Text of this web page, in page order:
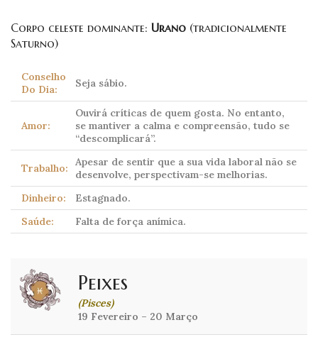
Corpo celeste dominante: Urano (tradicionalmente
Saturno)
Conselho
Do Dia:
Seja sábio.
Amor:
Ouvirá críticas de quem gosta. No entanto,
se mantiver a calma e compreensão, tudo se
“descomplicará”.
Trabalho:
Apesar de sentir que a sua vida laboral não se
desenvolve, perspectivam-se melhorias.
Dinheiro:
Estagnado.
Saúde:
Falta de força anímica.
Peixes
(Pisces)
19 Fevereiro – 20 Março